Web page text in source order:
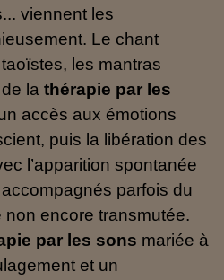
viennent les
Le chant
les mantras
la thérapie par les
accès aux émotions
puis la libération des
l’apparition spontanée
parfois du
encore transmutée.
par les sons mariée à
et un